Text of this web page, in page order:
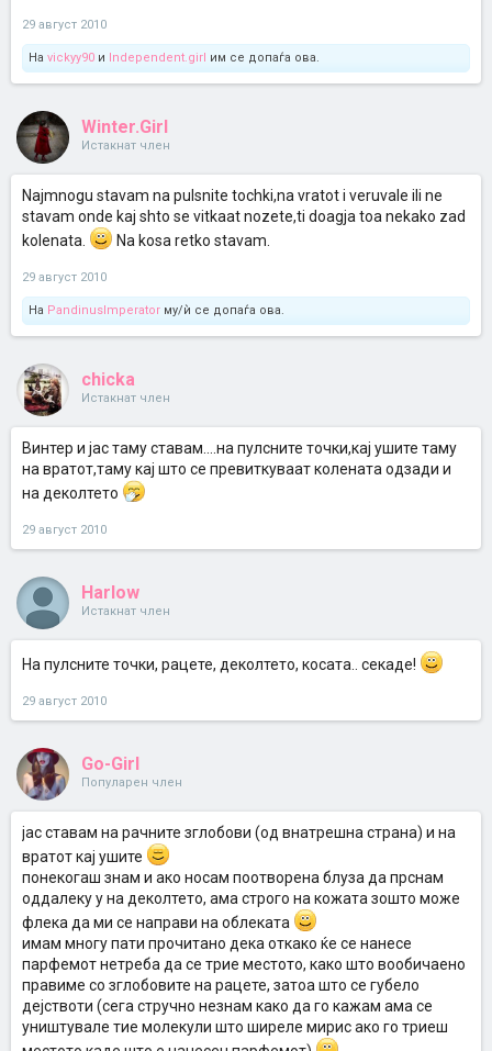
29 август 2010
На vickyy90 и Independent.girl им се допаѓа ова.
Winter.Girl
Истакнат член
Najmnogu stavam na pulsnite tochki,na vratot i veruvale ili ne
stavam onde kaj shto se vitkaat nozete,ti doagja toa nekako zad
kolenata.
Na kosa retko stavam.
29 август 2010
На PandinusImperator му/ѝ се допаѓа ова.
chicka
Истакнат член
Винтер и јас таму ставам....на пулсните точки,кај ушите таму
на вратот,таму кај што се превиткуваат колената одзади и
на деколтето
29 август 2010
Harlow
Истакнат член
На пулсните точки, рацете, деколтето, косата.. секаде!
29 август 2010
Go-Girl
Популарен член
јас ставам на рачните зглобови (од внатрешна страна) и на
вратот кај ушите
понекогаш знам и ако носам поотворена блуза да прснам
оддалеку у на деколтето, ама строго на кожата зошто може
флека да ми се направи на облеката
имам многу пати прочитано дека откако ќе се нанесе
парфемот нетреба да се трие местото, како што вообичаено
правиме со зглобовите на рацете, затоа што се губело
дејствоти (сега стручно незнам како да го кажам ама се
уништувале тие молекули што ширеле мирис ако го триеш